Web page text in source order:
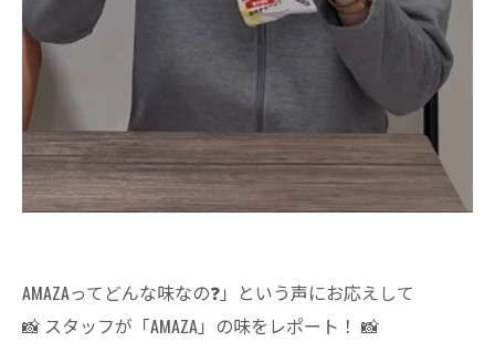
AMAZAってどんな味なの❓」という声にお応えして
📸 スタッフが「AMAZA」の味をレポート！ 📸